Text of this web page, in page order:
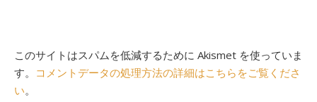
このサイトはスパムを低減するために Akismet を使っていま
す。 コメントデータの処理方法の詳細はこちらをご覧くださ
い。